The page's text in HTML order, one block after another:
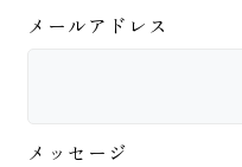
メールアドレス
メッセージ